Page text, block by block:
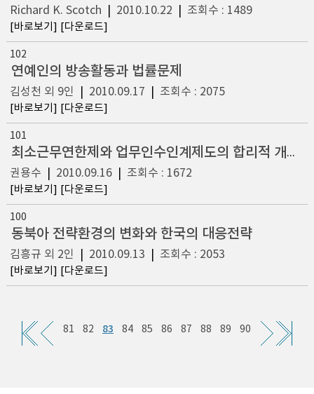
Richard K. Scotch
2010.10.22 조회수 : 1489
[바로보기] [다운로드]
102
연예인의 방송활동과 법률문제
김성천 외 9인 2010.09.17 조회수 : 2075
[바로보기] [다운로드]
101
최소근무연한제와 업무인수인계제도의 합리적 개선방안
권용수
2010.09.16| 조회수 : 1672
[바로보기] [다운로드]
100
동북아 전략환경의 변화와 한국의 대응전략
김흥규 외 2인 2010.09.13 조회수 : 2053
[바로보기] [다운로드]
81 82 83 84 85 86 87 88 89 90